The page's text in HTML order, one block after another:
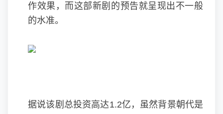
作效果，而这部新剧的预告就呈现出不一般
的水准。
据说该剧总投资高达1.2亿，虽然背景朝代是